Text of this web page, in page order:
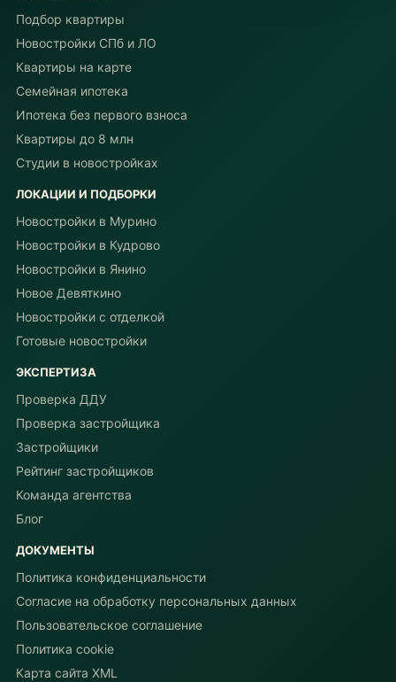
Подбор квартиры
Новостройки СПб и ЛО
Квартиры на карте
Семейная ипотека
Ипотека без первого взноса
Квартиры до 8 млн
Студии в новостройках
ЛОКАЦИИ И ПОДБОРКИ
Новостройки в Мурино
Новостройки в Кудрово
Новостройки в Янино
Новое Девяткино
Новостройки с отделкой
Готовые новостройки
ЭКСПЕРТИЗА
Проверка ДДУ
Проверка застройщика
Застройщики
Рейтинг застройщиков
Команда агентства
Блог
ДОКУМЕНТЫ
Политика конфиденциальности
Согласие на обработку персональных данных
Пользовательское соглашение
Политика cookie
Карта сайта XML